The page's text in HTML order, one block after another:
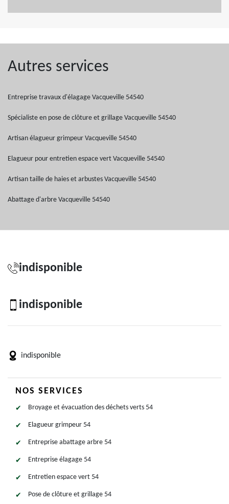
Autres services
Entreprise travaux d'élagage Vacqueville 54540
Spécialiste en pose de clôture et grillage Vacqueville 54540
Artisan élagueur grimpeur Vacqueville 54540
Elagueur pour entretien espace vert Vacqueville 54540
Artisan taille de haies et arbustes Vacqueville 54540
Abattage d'arbre Vacqueville 54540
indisponible
indisponible
indisponible
NOS SERVICES
Broyage et évacuation des déchets verts 54
Elagueur grimpeur 54
Entreprise abattage arbre 54
Entreprise élagage 54
Entretien espace vert 54
Pose de clôture et grillage 54